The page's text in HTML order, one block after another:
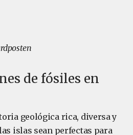
de fósiles en
geológica rica, diversa y
islas sean perfectas para